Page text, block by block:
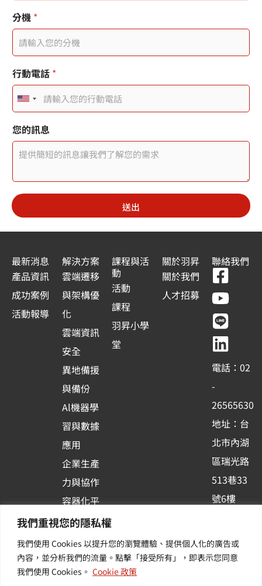
我們重視您的隱私權
我們使用 Cookies 以提升您的瀏覽體驗、提供個人化的廣告或
內容，並分析我們的流量。點擊「接受所有」，即表示您同意
我們使用 Cookies。 Cookie 政策
分機 *
行動電話 *
U
n
i
t
e
d
S
t
a
t
e
s
頁
面
標
題
的
電
子
郵
件
戳
記
*
*
您的訊息
送出
最新消息
產品資訊
成功案例
活動報導
解決方案
雲端遷移
與架構優
化
雲端資訊
安全
異地備援
與備份
Al機器學
習與數據
應用
企業生產
力與協作
容器化平
台應用
課程與活
動
活動
課程
羽昇小學
堂
關於羽昇
關於我們
人才招募
聯絡我們
F
a
c
e
b
o
o
k
-
s
q
u
a
r
Y
o
u
t
u
b
e
L
i
n
e
L
i
n
k
e
d
i
n
電話：02
-
26565630
地址：台
北市內湖
區瑞光路
513巷33
號6樓
供您最新